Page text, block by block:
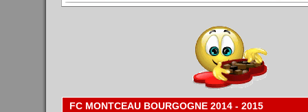
FC MONTCEAU BOURGOGNE 2014 - 2015